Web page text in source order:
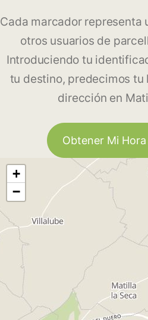
Cada marcador representa
otros usuarios de
Introduciendo tu
tu destino, predecimos tu
dirección en
Obtener Mi
+
−